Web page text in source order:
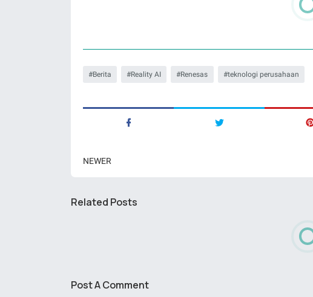
Berita Reality AI Renesas teknologi perusahaan
NEWER
Related Posts
Post A Comment